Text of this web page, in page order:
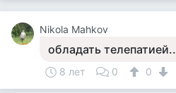
Nikola Mahkov
обладать телепатией..
8 лет 0 0